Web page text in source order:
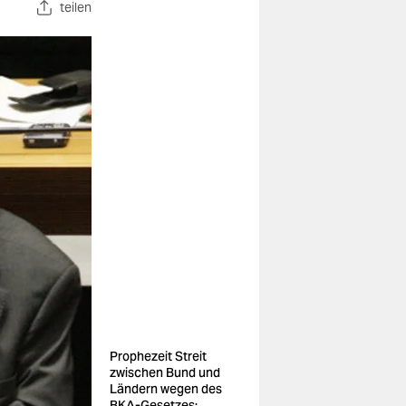
teilen
Prophezeit Streit
zwischen Bund und
Ländern wegen des